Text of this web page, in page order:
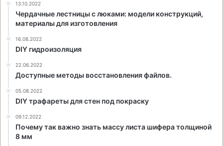
13.10.2022
Чердачные лестницы с люками: модели конструкций,
материалы для изготовления
16.08.2022
DIY гидроизоляция
22.06.2022
Доступные методы восстановления файлов.
05.08.2022
DIY трафареты для стен под покраску
09.12.2022
Почему так важно знать массу листа шифера толщиной
8 мм